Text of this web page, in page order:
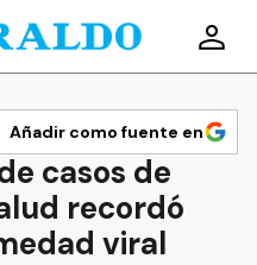
Añadir como fuente en
casos de
recordó
viral